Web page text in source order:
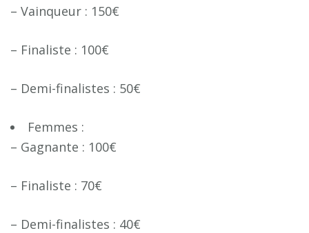
– Vainqueur : 150€
– Finaliste : 100€
– Demi-finalistes : 50€
Femmes :
– Gagnante : 100€
– Finaliste : 70€
– Demi-finalistes : 40€